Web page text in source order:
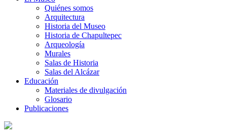
Quiénes somos
Arquitectura
Historia del Museo
Historia de Chapultepec
Arqueología
Murales
Salas de Historia
Salas del Alcázar
Educación
Materiales de divulgación
Glosario
Publicaciones